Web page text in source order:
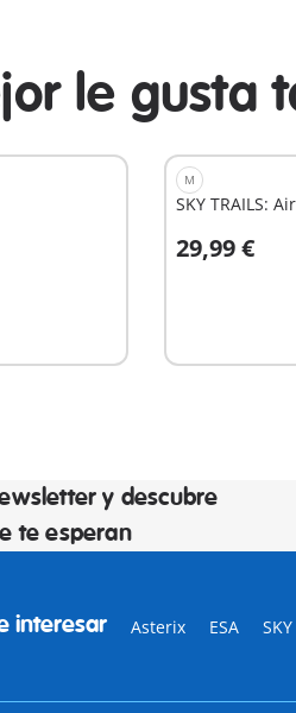
le gusta
M
SKY TRAILS:
29,99 €
A la cesta
y descubre
te esperan
interesar Asterix ESA